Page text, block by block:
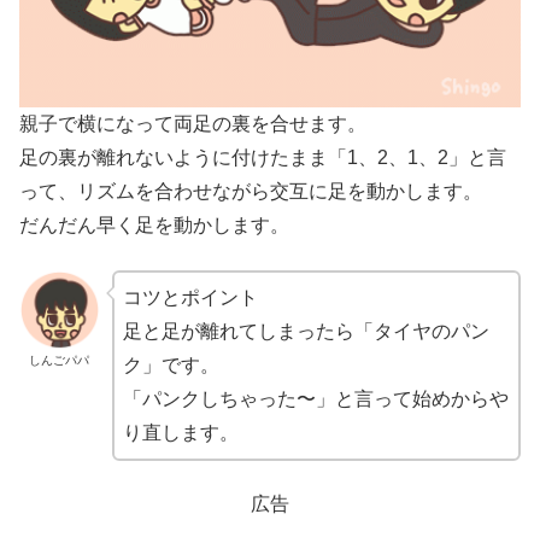
親子で横になって両足の裏を合せます。
足の裏が離れないように付けたまま「1、2、1、2」と言
って、リズムを合わせながら交互に足を動かします。
だんだん早く足を動かします。
しんごパパ
コツとポイント
足と足が離れてしまったら「タイヤのパン
ク」です。
「パンクしちゃった〜」と言って始めからや
り直します。
広告